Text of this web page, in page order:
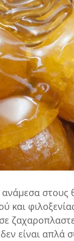
ανάμεσα
και
είναι απλά